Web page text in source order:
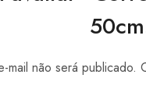
não será publicado.